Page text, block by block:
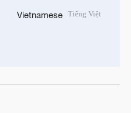
Vietnamese Tiếng Việt